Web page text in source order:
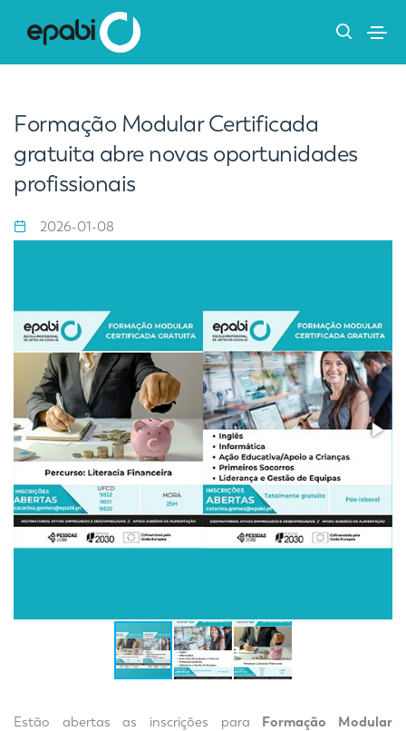
Formação Modular Certificada
gratuita abre novas oportunidades
profissionais
2026-01-08
Estão abertas as inscrições para Formação Modular